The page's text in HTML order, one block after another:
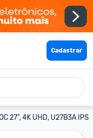
Cadastrar
27", 4K UHD, U27B3A IPS